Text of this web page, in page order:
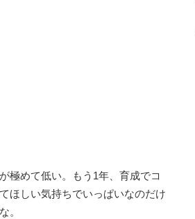
極めて低い。もう1年、育成でコ
ほしい気持ちでいっぱいなのだけ
。